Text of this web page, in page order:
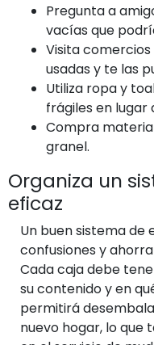
Pregunta a
vacías que
Visita
usadas y te las
Utiliza ropa y
frágiles en lugar
Compra
granel.
Organiza un
eficaz
Un buen sistema
confusiones y
Cada caja debe
su contenido y en
permitirá
nuevo hogar, lo que